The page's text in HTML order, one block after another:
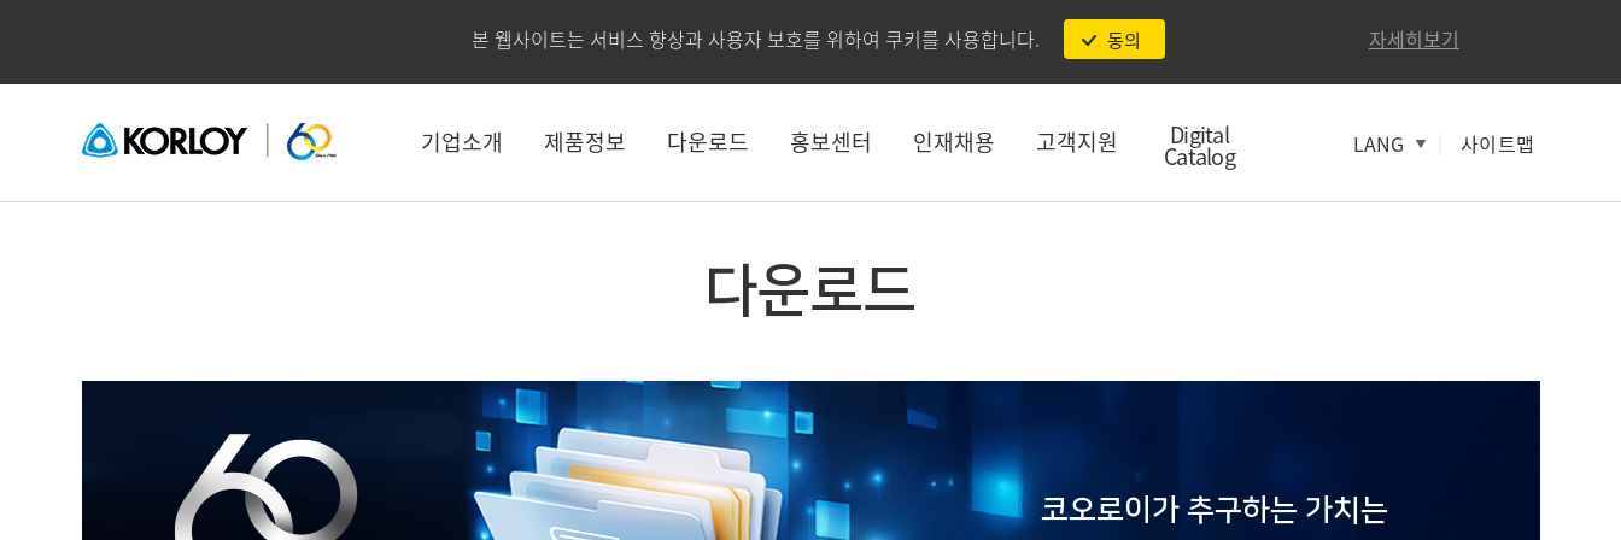
본 웹사이트는 서비스 향상과 사용자 보호를 위하여 쿠키를 사용합니다. 동의 자세히보기
기업소개 제품정보 다운로드 홍보센터 인재채용 고객지원 Digital
Catalog LANG 사이트맵
다운로드
코오로이가 추구하는 가치는